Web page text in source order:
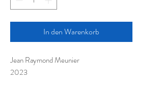
In den Warenkorb
Jean Raymond Meunier
2023